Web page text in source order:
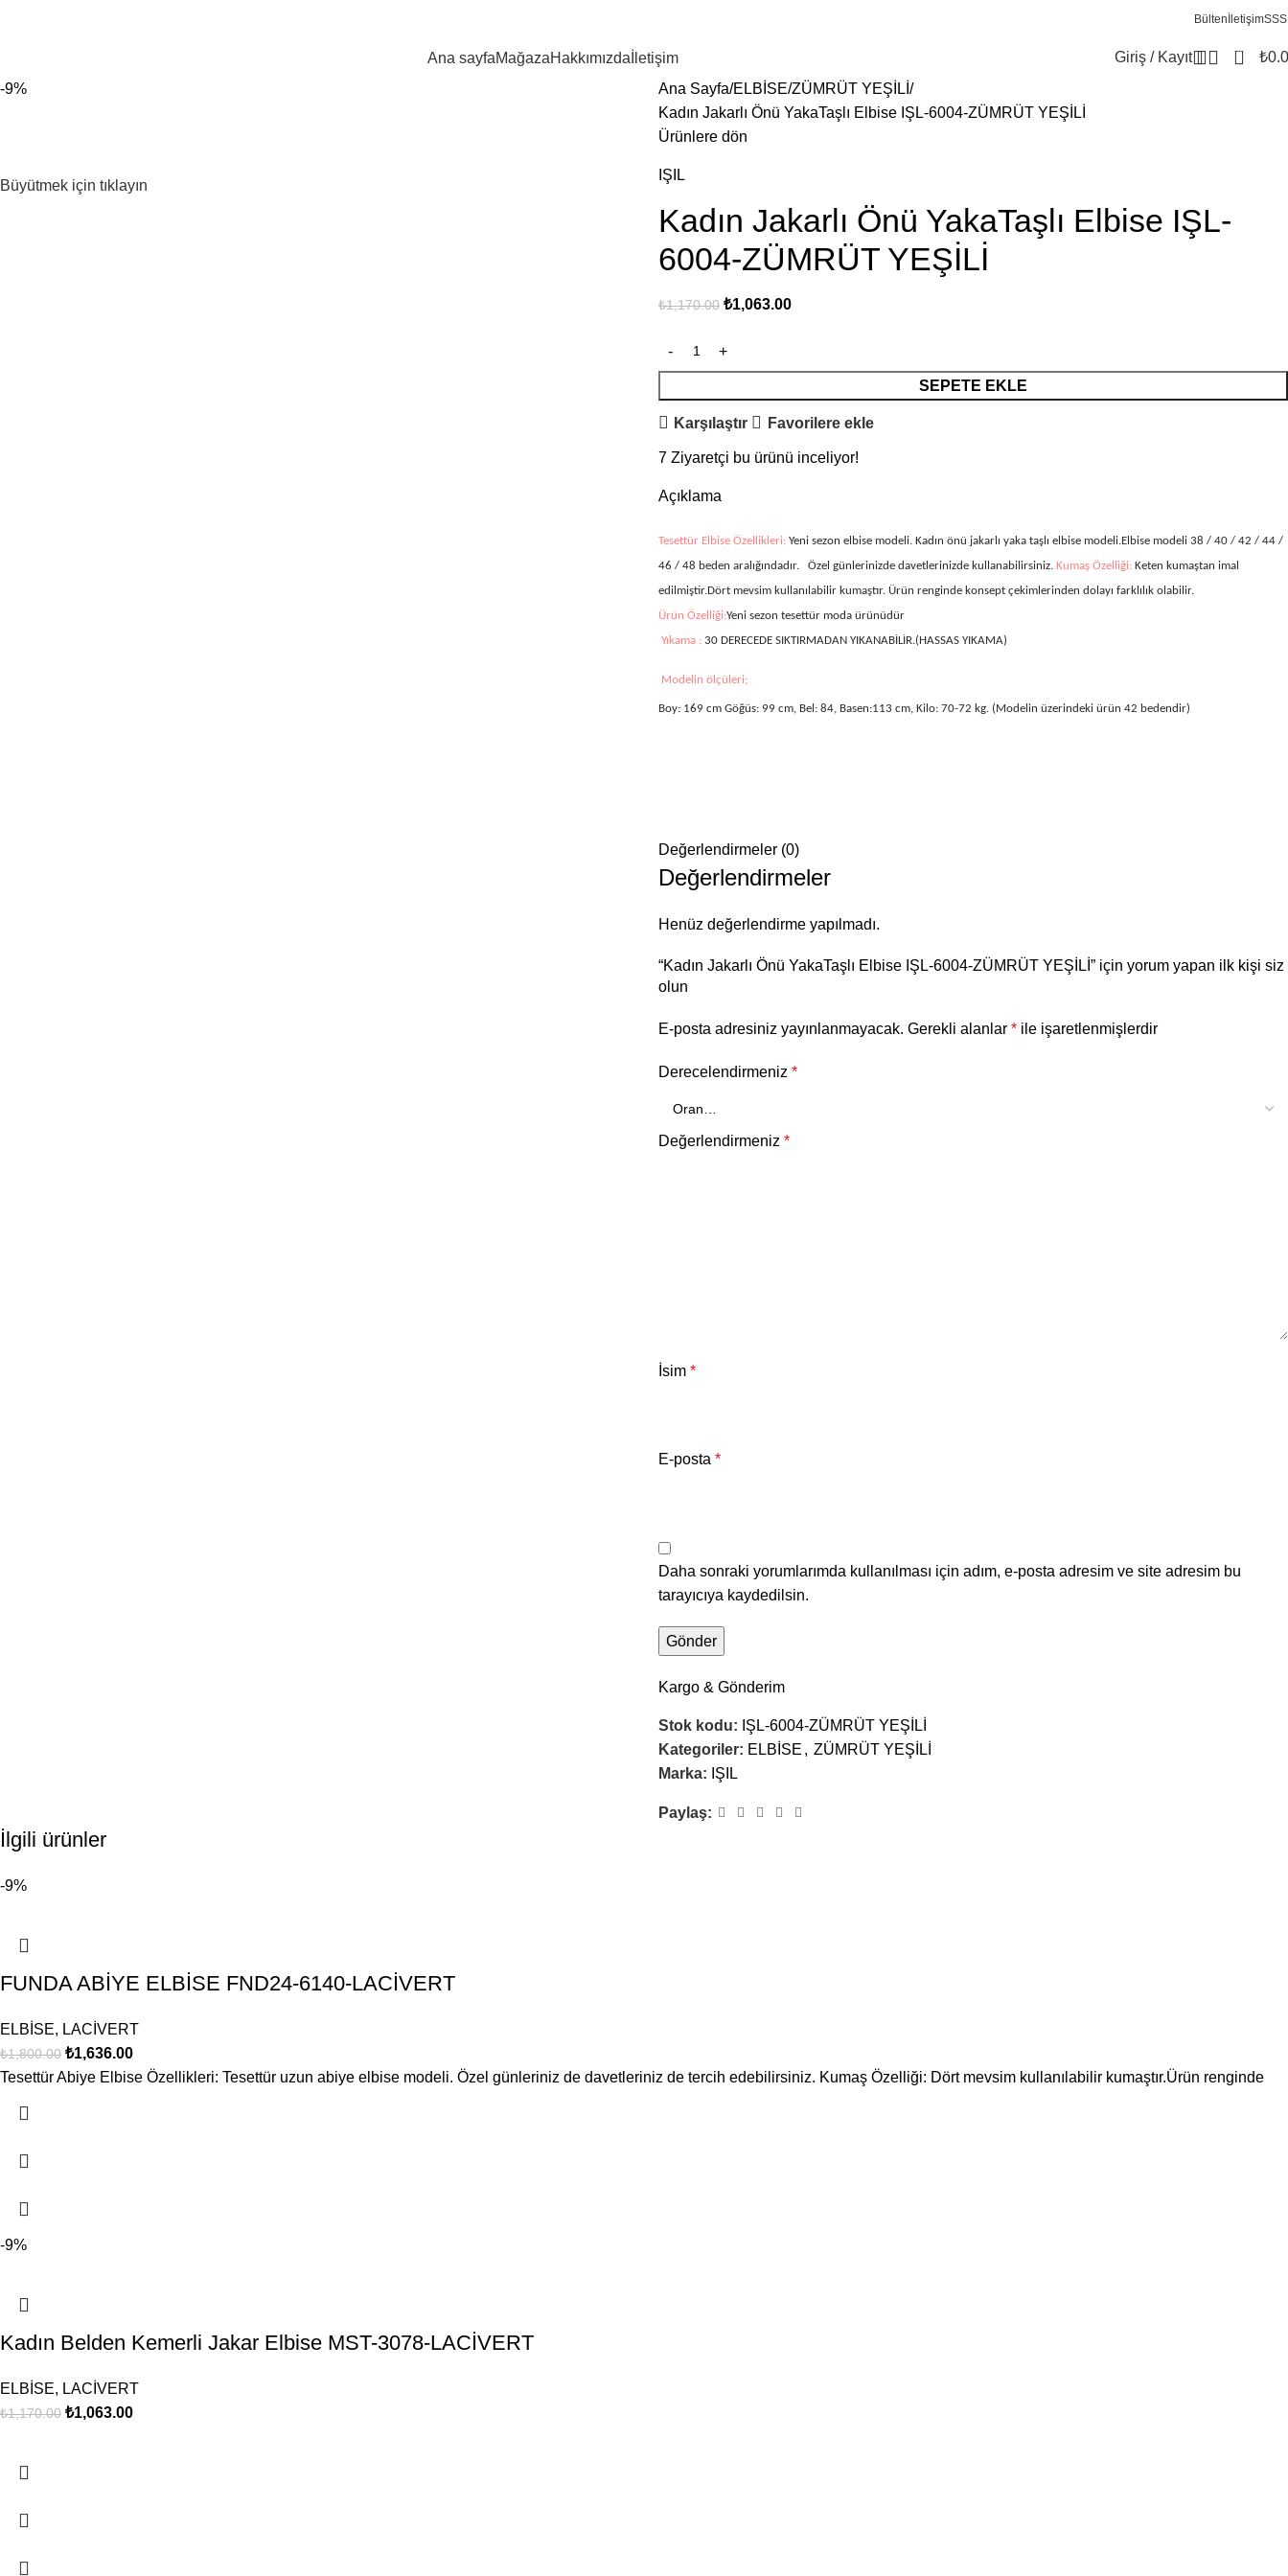
Bülten İletişimSSS
Ana sayfaMağazaHakkımızda İletişim Giriş / Kayıt 0 ₺
-9%
Büyütmek için tıklayın
Ana Sayfa ELBİSE ZÜMRÜT YEŞİLİ
Kadın Jakarlı Önü YakaTaşlı Elbise IŞL-6004-ZÜMRÜT YEŞİLİ
Ürünlere dön
IŞIL
Kadın Jakarlı Önü YakaTaşlı Elbise IŞL-
6004-ZÜMRÜT YEŞİLİ
₺1,170.00 ₺1,063.00
SEPETE EKLE
Karşılaştır Favorilere ekle
7 Ziyaretçi bu ürünü inceliyor!
Açıklama
Tesettür Elbise Özellikleri: Yeni sezon elbise modeli. Kadın önü jakarlı yaka taşlı elbise modeli.Elbise modeli 38 / 40 / 42 / 44 /
46 / 48 beden aralığındadır. Özel günlerinizde davetlerinizde kullanabilirsiniz. Kumaş Özelliği: Keten kumaştan imal
edilmiştir.Dört mevsim kullanılabilir kumaştır. Ürün renginde konsept çekimlerinden dolayı farklılık olabilir.
Ürün Özelliği:Yeni sezon tesettür moda ürünüdür
Yıkama : 30 DERECEDE SIKTIRMADAN YIKANABİLİR.(HASSAS YIKAMA)
Modelin ölçüleri;
Boy: 169 cm Göğüs: 99 cm, Bel: 84, Basen:113 cm, Kilo: 70-72 kg. (Modelin üzerindeki ürün 42 bedendir)
Değerlendirmeler (0)
Değerlendirmeler
Henüz değerlendirme yapılmadı.
“Kadın Jakarlı Önü YakaTaşlı Elbise IŞL-6004-ZÜMRÜT YEŞİLİ” için yorum yapan ilk kişi siz
olun
E-posta adresiniz yayınlanmayacak. Gerekli alanlar * ile işaretlenmişlerdir
Derecelendirmeniz *
Değerlendirmeniz *
İsim *
E-posta *
Daha sonraki yorumlarımda kullanılması için adım, e-posta adresim ve site adresim bu
tarayıcıya kaydedilsin.
Kargo & Gönderim
Stok kodu: IŞL-6004-ZÜMRÜT YEŞİLİ
Kategoriler: ELBİSE , ZÜMRÜT YEŞİLİ
Marka: IŞIL
Paylaş:
İlgili ürünler
-9%
FUNDA ABİYE ELBİSE FND24-6140-LACİVERT
ELBİSE, LACİVERT
₺1,800.00 ₺1,636.00
Tesettür Abiye Elbise Özellikleri: Tesettür uzun abiye elbise modeli. Özel günleriniz de davetleriniz de tercih edebilirsiniz. Kumaş Özelliği: Dört mevsim kullanılabilir kumaştır.Ürün renginde
-9%
Kadın Belden Kemerli Jakar Elbise MST-3078-LACİVERT
ELBİSE, LACİVERT
₺1,170.00 ₺1,063.00